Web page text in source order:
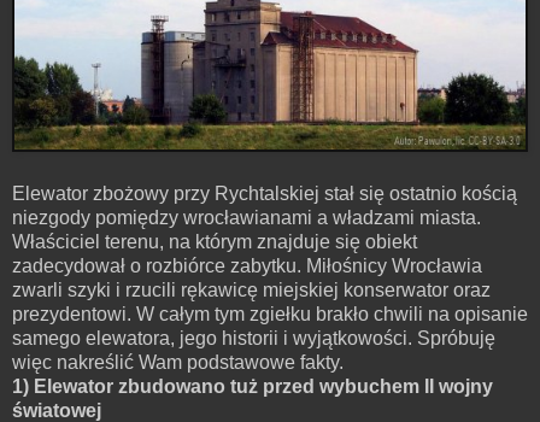
Elewator zbożowy przy Rychtalskiej stał się ostatnio kością
niezgody pomiędzy wrocławianami a władzami miasta.
Właściciel terenu, na którym znajduje się obiekt
zadecydował o rozbiórce zabytku. Miłośnicy Wrocławia
zwarli szyki i rzucili rękawicę miejskiej konserwator oraz
prezydentowi. W całym tym zgiełku brakło chwili na opisanie
samego elewatora, jego historii i wyjątkowości. Spróbuję
więc nakreślić Wam podstawowe fakty.
1) Elewator zbudowano tuż przed wybuchem II wojny
światowej